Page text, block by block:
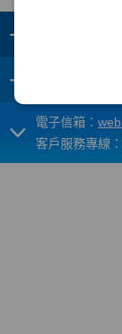
+
+
電子信箱：
客戶服務專線